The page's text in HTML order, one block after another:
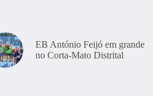
EB António Feijó em grande
no Corta-Mato Distrital